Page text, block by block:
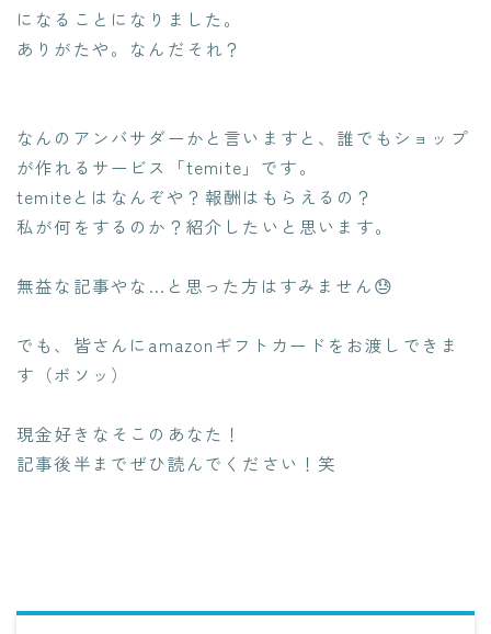
になることになりました。
ありがたや。なんだそれ？
なんのアンバサダーかと言いますと、誰でもショップ
が作れるサービス「temite」です。
temiteとはなんぞや？報酬はもらえるの？
私が何をするのか？紹介したいと思います。
無益な記事やな…と思った方はすみません😓
でも、皆さんにamazonギフトカードをお渡しできま
す（ボソッ）
現金好きなそこのあなた！
記事後半までぜひ読んでください！笑